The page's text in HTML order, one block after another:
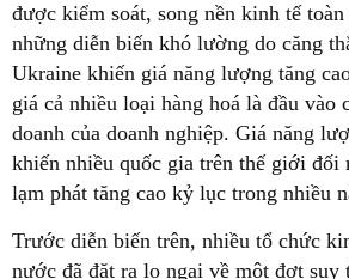
được kiểm soát, song nền kinh tế
những diễn biến khó lường do căng
Ukraine khiến giá năng lượng tăng
giá cả nhiều loại hàng hoá là đầu vào
doanh của doanh nghiệp. Giá năng
khiến nhiều quốc gia trên thế giới đối
lạm phát tăng cao kỷ lục trong nhiều
Trước diễn biến trên, nhiều tổ chức
nước đã đặt ra lo ngại về một đợt suy